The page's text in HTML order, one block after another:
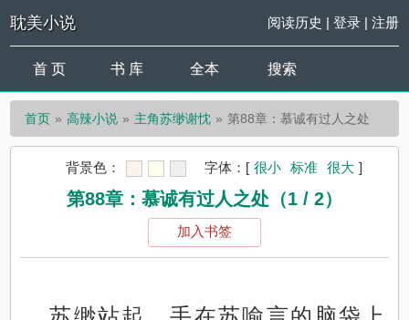
耽美小说 阅读历史 | 登录| 注册
首 页 书 库 全本 搜索
首页 高辣小说 主角苏缈谢忱 第88章：慕诚有过人之处
背景色： 字体： [ 很小 标准 很大 ]
第88章：慕诚有过人之处（1 / 2）
加入书签